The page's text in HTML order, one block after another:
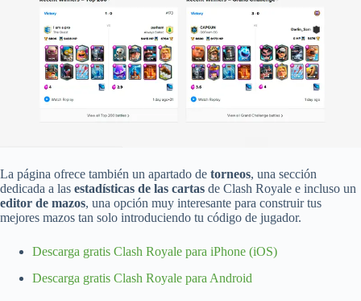
La página ofrece también un apartado de torneos, una sección
dedicada a las estadísticas de las cartas de Clash Royale e incluso un
editor de mazos, una opción muy interesante para construir tus
mejores mazos tan solo introduciendo tu código de jugador.
Descarga gratis Clash Royale para iPhone (iOS)
Descarga gratis Clash Royale para Android